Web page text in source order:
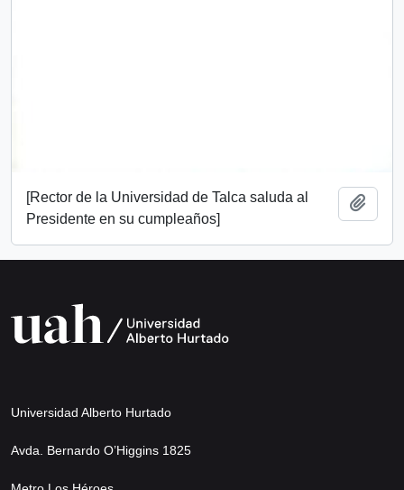
[Rector de la Universidad de Talca saluda al
Presidente en su cumpleaños]
Universidad Alberto Hurtado
Avda. Bernardo O’Higgins 1825